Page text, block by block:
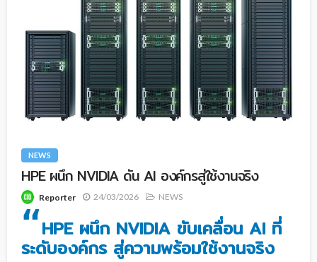
NEWS
HPE ผนึก NVIDIA ดัน AI องค์กรสู่ใช้งานจริง
Reporter 24/03/2026 NEWS
“HPE ผนึก NVIDIA ขับเคลื่อน AI ที่
ระดับองค์กร สู่ความพร้อมใช้งานจริง